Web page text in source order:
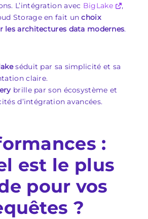
L’intégration avec BigLake
,
Storage en fait un choix
les architectures data modernes.
séduit par sa simplicité et sa
claire.
brille par son écosystème et
d’intégration avancées.
:
est le plus
pour vos
?